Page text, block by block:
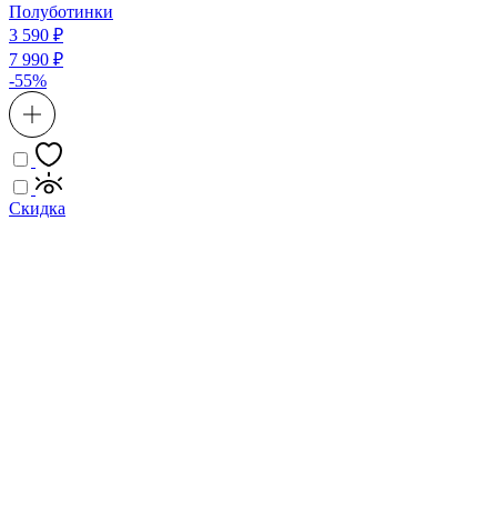
Полуботинки
3 590 ₽
7 990 ₽
-55%
Скидка